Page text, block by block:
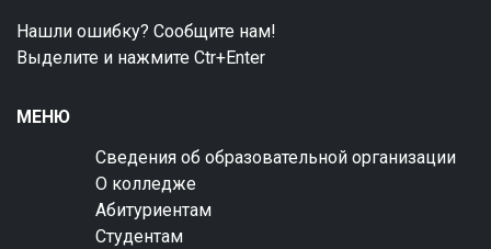
Нашли ошибку? Сообщите нам!
Выделите и нажмите Ctr+Enter
МЕНЮ
Сведения об образовательной организации
О колледже
Абитуриентам
Студентам